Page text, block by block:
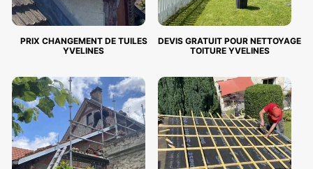
PRIX CHANGEMENT DE TUILES
YVELINES
DEVIS GRATUIT POUR NETTOYAGE
TOITURE YVELINES